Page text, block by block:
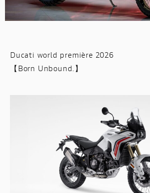
サービス
コンフィギュレーター
お支払いシミュレーション
Ducati world première 2026
【Born Unbound.】